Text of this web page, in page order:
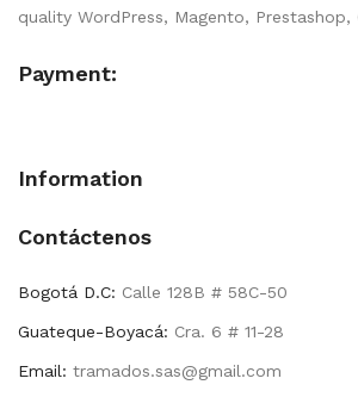
quality WordPress, Magento,
Payment:
Information
Contáctenos
Bogotá D.C: Calle 128B # 58C-50
Guateque-Boyacá: Cra. 6 # 11-28
Email: tramados.sas@gmail.com